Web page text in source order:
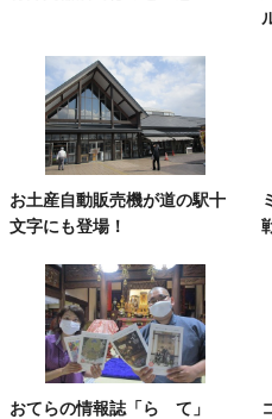
お土産自動販売機が道の駅十
文字にも登場！
おてらの情報誌「ら て」